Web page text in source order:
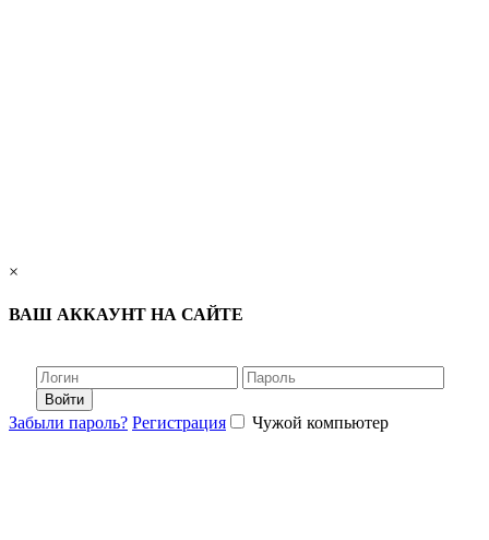
×
ВАШ АККАУНТ НА САЙТЕ
Войти
Забыли пароль? Регистрация Чужой компьютер